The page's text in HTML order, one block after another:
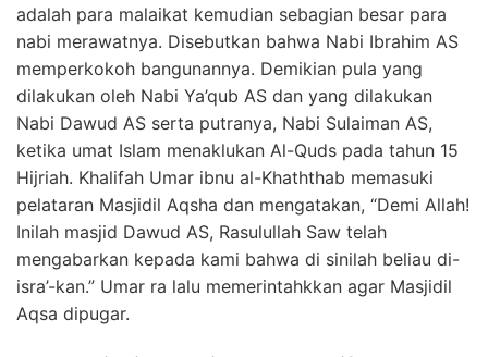
adalah para malaikat kemudian sebagian besar para
nabi merawatnya. Disebutkan bahwa Nabi Ibrahim AS
memperkokoh bangunannya. Demikian pula yang
dilakukan oleh Nabi Ya’qub AS dan yang dilakukan
Nabi Dawud AS serta putranya, Nabi Sulaiman AS,
ketika umat Islam menaklukan Al-Quds pada tahun 15
Hijriah. Khalifah Umar ibnu al-Khaththab memasuki
pelataran Masjidil Aqsha dan mengatakan, “Demi Allah!
Inilah masjid Dawud AS, Rasulullah Saw telah
mengabarkan kepada kami bahwa di sinilah beliau di-
isra’-kan.” Umar ra lalu memerintahkkan agar Masjidil
Aqsa dipugar.